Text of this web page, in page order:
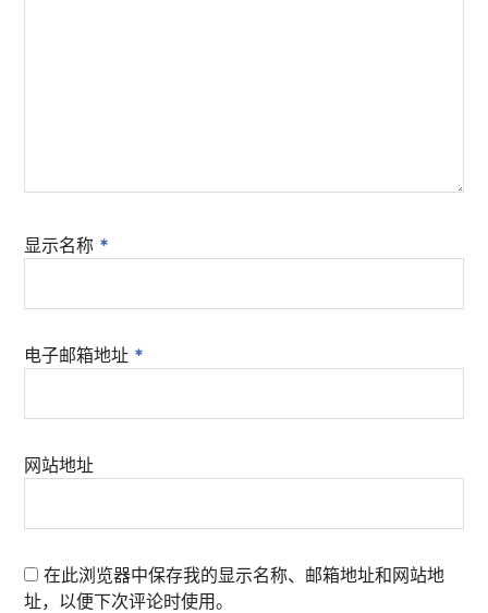
显示名称 *
电子邮箱地址 *
网站地址
在此浏览器中保存我的显示名称、邮箱地址和网站地
址，以便下次评论时使用。